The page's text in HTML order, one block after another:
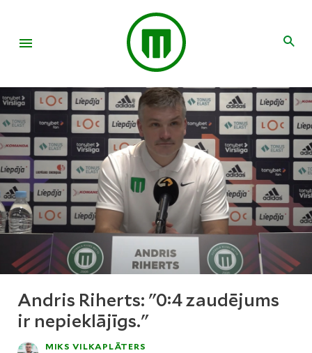
Andris Riherts: "0:4 zaudējums
ir nepieklājīgs."
MIKS VILKAPLĀTERS